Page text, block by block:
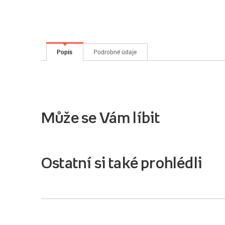
Popis Podrobné údaje
Může se Vám líbit
Ostatní si také prohlédli